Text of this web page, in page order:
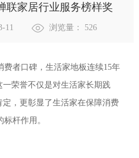
联家居行业服务榜样奖
11 浏览量： 526
者口碑，生活家地板连续15年
荣誉不仅是对生活家长期践
，更彰显了生活家在保障消费
杆作用。